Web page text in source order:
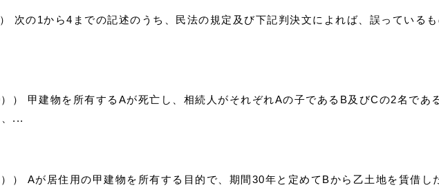
次の1から4までの記述のうち、民法の規定及び下記判決文によれば、誤っている
） 甲建物を所有するAが死亡し、相続人がそれぞれAの子であるB及びCの2名であ
...
） Aが居住用の甲建物を所有する目的で、期間30年と定めてBから乙土地を賃借し